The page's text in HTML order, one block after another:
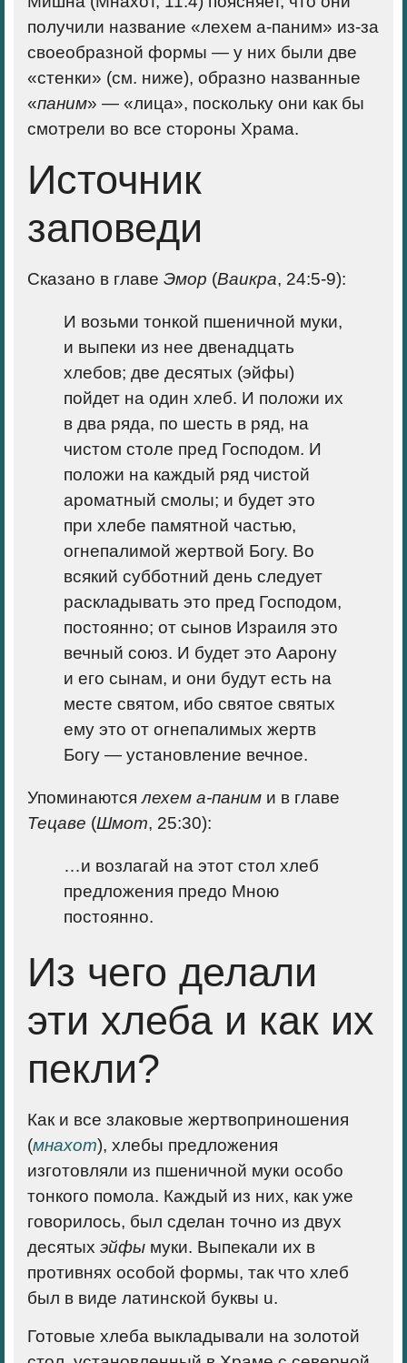
получили название «лехем а-паним» из-за
своеобразной формы — у них были две
«стенки» (см. ниже), образно названные
«паним» — «лица», поскольку они как бы
смотрели во все стороны Храма.
Источник
заповеди
Сказано в главе Эмор (Ваикра, 24:5-9):
И возьми тонкой пшеничной муки,
и выпеки из нее двенадцать
хлебов; две десятых (эйфы)
пойдет на один хлеб. И положи их
в два ряда, по шесть в ряд, на
чистом столе пред Господом. И
положи на каждый ряд чистой
ароматный смолы; и будет это
при хлебе памятной частью,
огнепалимой жертвой Богу. Во
всякий субботний день следует
раскладывать это пред Господом,
постоянно; от сынов Израиля это
вечный союз. И будет это Аарону
и его сынам, и они будут есть на
месте святом, ибо святое святых
ему это от огнепалимых жертв
Богу — установление вечное.
Упоминаютсялехем а-паним и в главе
Тецаве (Шмот, 25:30):
…и возлагай на этот стол хлеб
предложения предо Мною
постоянно.
Из чего делали
эти хлеба и как их
пекли?
Как и все злаковые жертвоприношения
(мнахот), хлебы предложения
изготовляли из пшеничной муки особо
тонкого помола. Каждый из них, как уже
говорилось, был сделан точно из двух
десятых эйфы муки. Выпекали их в
противнях особой формы, так что хлеб
был в виде латинской буквы u.
Готовые хлеба выкладывали на золотой